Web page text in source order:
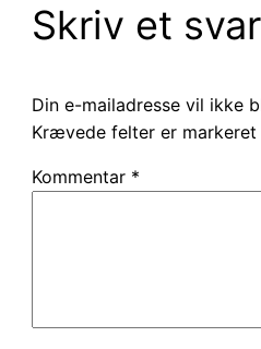
Skriv et svar
Din e-mailadresse vil ikke
Krævede felter er markeret
Kommentar *